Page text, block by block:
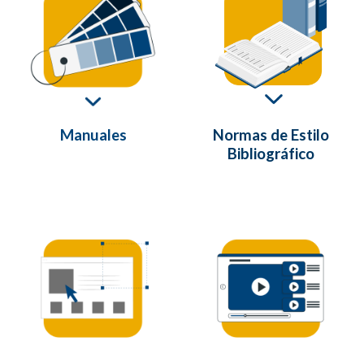
Manuales
Normas de Estilo
Bibliográfico